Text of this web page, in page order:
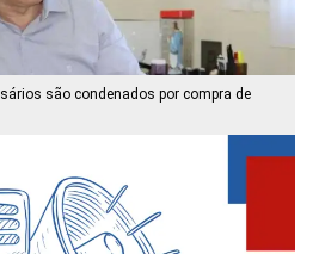
são condenados por compra de